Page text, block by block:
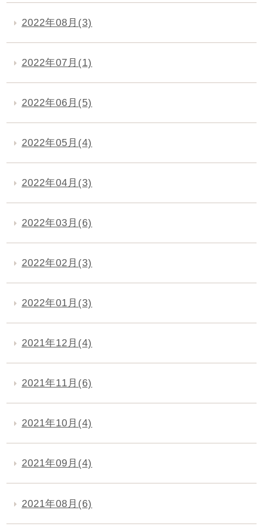
2022年08月(3)
2022年07月(1)
2022年06月(5)
2022年05月(4)
2022年04月(3)
2022年03月(6)
2022年02月(3)
2022年01月(3)
2021年12月(4)
2021年11月(6)
2021年10月(4)
2021年09月(4)
2021年08月(6)